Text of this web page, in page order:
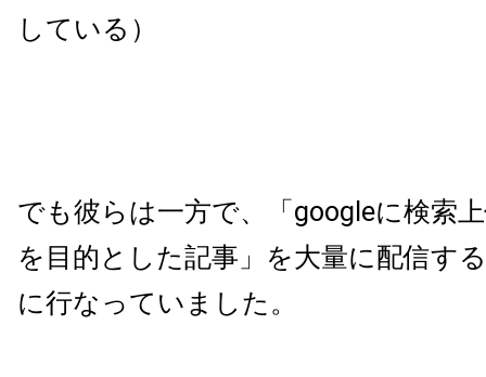
している）
でも彼らは一方で、「googleに検索
を目的とした記事」を大量に配信す
に行なっていました。